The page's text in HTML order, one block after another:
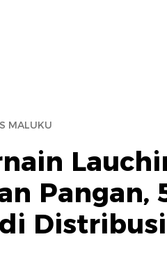
MALUKU
Pangan,
Distribusi